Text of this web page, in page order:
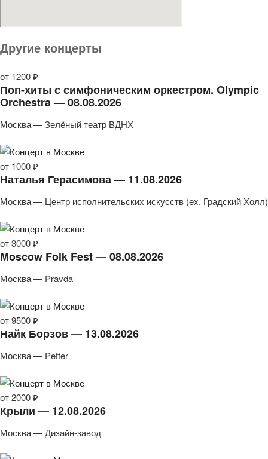
Другие концерты
от 1200 ₽
Поп-хиты с симфоническим оркестром. Olympic
Orchestra — 08.08.2026
Москва — Зелёный театр ВДНХ
от 1000 ₽
Наталья Герасимова — 11.08.2026
Москва — Центр исполнительских искусств (ex. Градский Холл)
от 3000 ₽
Moscow Folk Fest — 08.08.2026
Москва — Pravda
от 9500 ₽
Найк Борзов — 13.08.2026
Москва — Petter
от 2000 ₽
Крыли — 12.08.2026
Москва — Дизайн-завод